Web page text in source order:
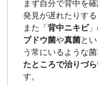
まず自分で背中を
発見が遅れたりする
また「背中ニキビ
ブドウ菌や真菌と
う常にいるような菌
たところで治りづ
す。